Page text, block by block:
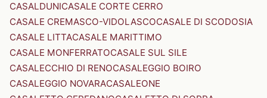
CASALDUNICASALE CORTE CERRO
CASALE CREMASCO-VIDOLASCOCASALE DI SCODOSIA
CASALE LITTACASALE MARITTIMO
CASALE MONFERRATOCASALE SUL SILE
CASALECCHIO DI RENOCASALEGGIO BOIRO
CASALEGGIO NOVARACASALEONE